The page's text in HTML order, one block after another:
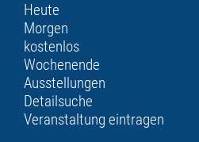
Heute
Morgen
kostenlos
Wochenende
Ausstellungen
Detailsuche
Veranstaltung eintragen